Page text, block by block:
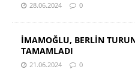
28.06.2024 0
İMAMOĞLU, BERLİN
TAMAMLADI
21.06.2024 0